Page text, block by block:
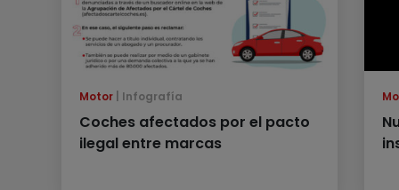
Motor Infografía
Coches afectados por el pacto
ilegal entre marcas